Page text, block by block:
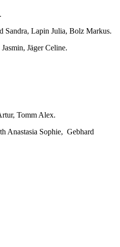
Sandra, Lapin Julia, Bolz Markus.
Jäger Celine.
Tomm Alex.
Anastasia Sophie, Gebhard